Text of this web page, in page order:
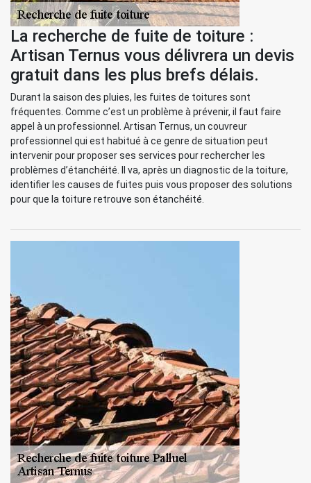
La recherche de fuite de toiture :
Artisan Ternus vous délivrera un devis
gratuit dans les plus brefs délais.
Durant la saison des pluies, les fuites de toitures sont
fréquentes. Comme c’est un problème à prévenir, il faut faire
appel à un professionnel. Artisan Ternus, un couvreur
professionnel qui est habitué à ce genre de situation peut
intervenir pour proposer ses services pour rechercher les
problèmes d’étanchéité. Il va, après un diagnostic de la toiture,
identifier les causes de fuites puis vous proposer des solutions
pour que la toiture retrouve son étanchéité.